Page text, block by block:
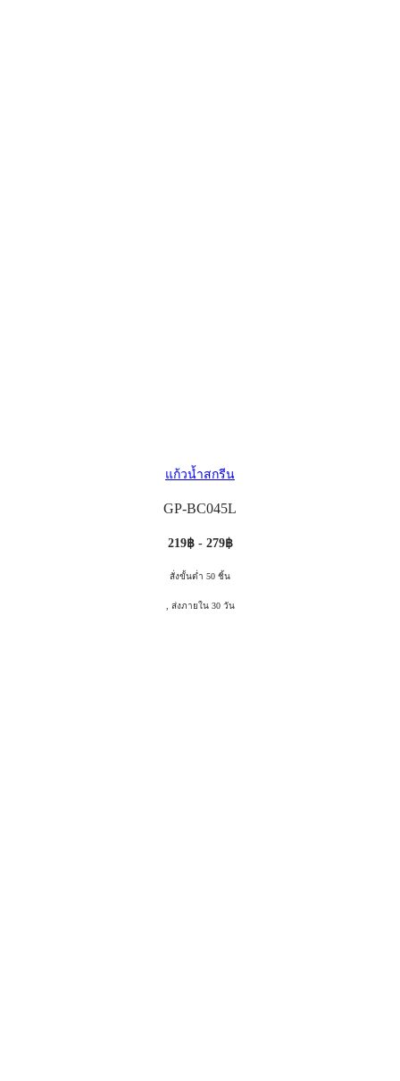
แก้วน้ำสกรีน
GP-BC045L
219฿ - 279฿
สั่งขั้นต่ำ 50 ชิ้น
, ส่งภายใน 30 วัน